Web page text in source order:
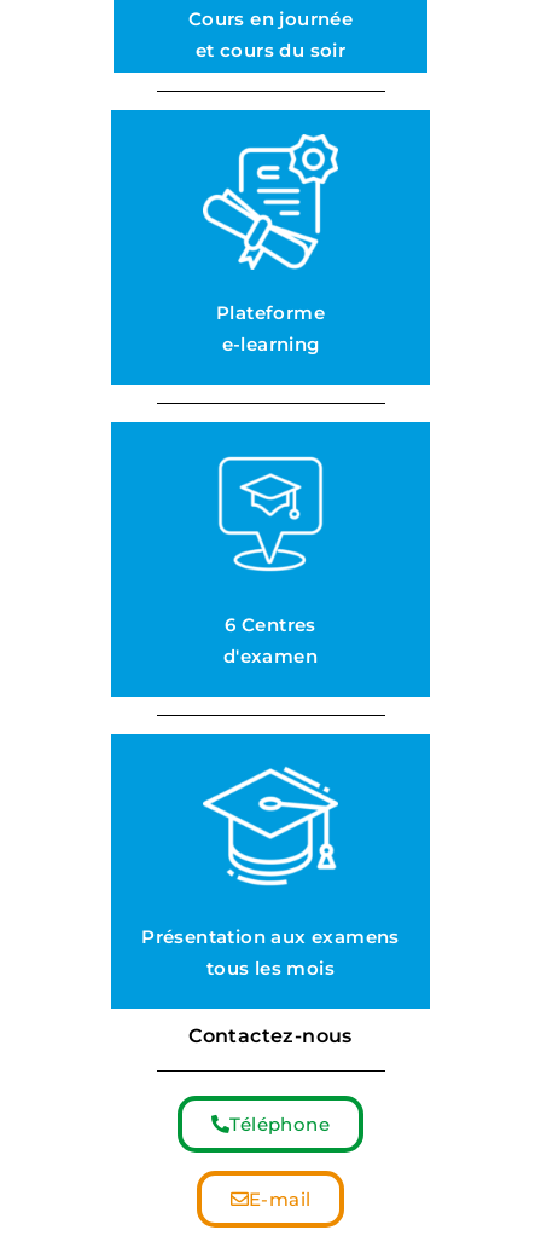
Cours en journée
et cours du soir
Plateforme
e-learning
6 Centres
d'examen
Présentation aux examens
tous les mois
Contactez-nous
Téléphone
E-mail